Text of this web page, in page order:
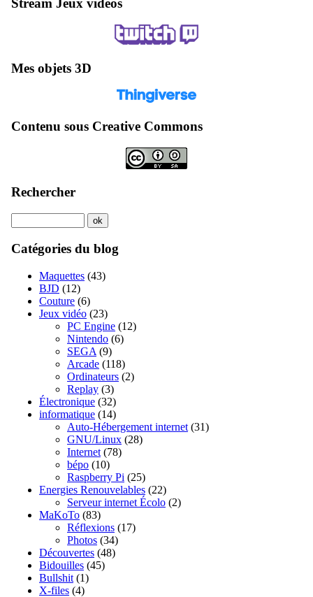
Stream Jeux vidéos
Mes objets 3D
Contenu sous Creative Commons
Rechercher
Catégories du blog
Maquettes (43)
BJD (12)
Couture (6)
Jeux vidéo (23)
PC Engine (12)
Nintendo (6)
SEGA (9)
Arcade (118)
Ordinateurs (2)
Replay (3)
Électronique (32)
informatique (14)
Auto-Hébergement internet (31)
GNU/Linux (28)
Internet (78)
bépo (10)
Raspberry Pi (25)
Energies Renouvelables (22)
Serveur internet Écolo (2)
MaKoTo (83)
Réflexions (17)
Photos (34)
Découvertes (48)
Bidouilles (45)
Bullshit (1)
X-files (4)